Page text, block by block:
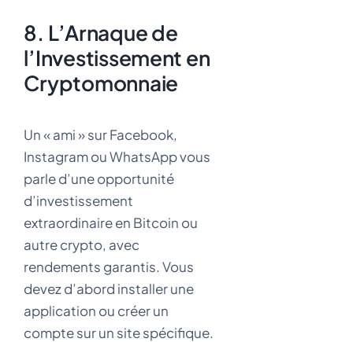
8. L’Arnaque de
l’Investissement en
Cryptomonnaie
Un « ami » sur Facebook,
Instagram ou WhatsApp vous
parle d’une opportunité
d’investissement
extraordinaire en Bitcoin ou
autre crypto, avec
rendements garantis. Vous
devez d’abord installer une
application ou créer un
compte sur un site spécifique.